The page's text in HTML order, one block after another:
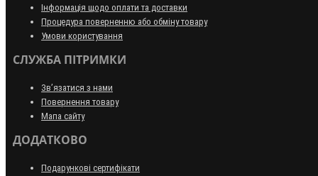
Інформація щодо оплати та доставки
Процедура поверненню або обміну товару
Умови користування
СЛУЖБА ПІТРИМКИ
Зв’язатися з нами
Повернення товару
Мапа сайту
ДОДАТКОВО
Подарункові сертифікати